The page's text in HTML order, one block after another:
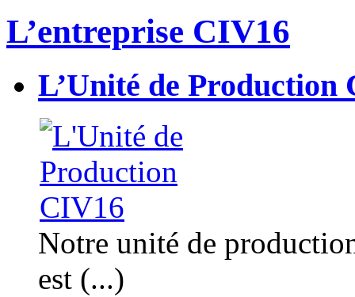
L’entreprise CIV16
L’Unité de Production
Notre unité de
est (...)